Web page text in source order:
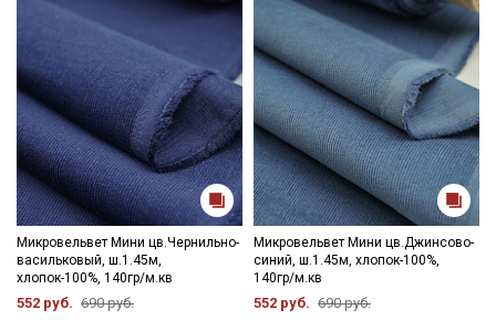
Микровельвет Мини цв.Чернильно-
васильковый, ш.1.45м,
хлопок-100%, 140гр/м.кв
552 руб. 690 руб.
Микровельвет Мини цв.Джинсово-
синий, ш.1.45м, хлопок-100%,
140гр/м.кв
552 руб. 690 руб.